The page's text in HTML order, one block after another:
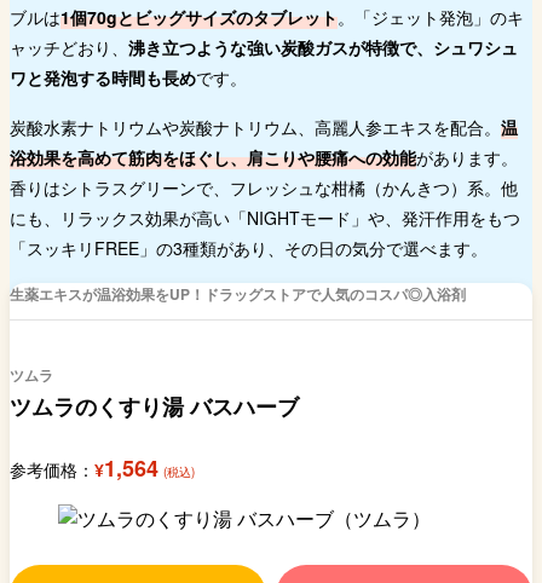
ブルは1個70gとビッグサイズのタブレット。「ジェット発泡」のキ
ャッチどおり、 沸き立つような強い炭酸ガスが特徴で、シュワシュ
ワと発泡する時間も長めです。
炭酸水素ナトリウムや炭酸ナトリウム、高麗人参エキスを配合。 温
浴効果を高めて筋肉をほぐし、肩こりや腰痛への効能があります。
香りはシトラスグリーンで、フレッシュな柑橘（かんきつ）系。他
にも、リラックス効果が高い「NIGHTモード」や、発汗作用をもつ
「スッキリFREE」の3種類があり、その日の気分で選べます。
生薬エキスが温浴効果をUP！ドラッグストアで人気のコスパ◎入浴剤
ツムラ
ツムラのくすり湯 バスハーブ
参考価格： ¥1,564 (税込)